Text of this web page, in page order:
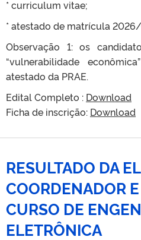
* curriculum vitae;
* atestado de matrícula
Observação 1: os
“vulnerabilidade
atestado da PRAE.
Edital Completo : Download
Ficha de inscrição: Download
RESULTADO DA
COORDENADOR
CURSO DE
ELETRÔNICA